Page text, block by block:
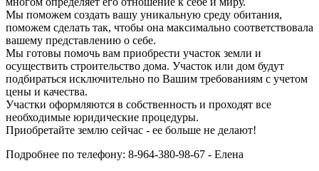
Мы поможем создать вашу уникальную среду обитания,
поможем сделать так, чтобы она максимально соответствовала
вашему представлению о себе.
Мы готовы помочь вам приобрести участок земли и
осуществить строительство дома. Участок или дом будут
подбираться исключительно по Вашим требованиям с учетом
цены и качества.
Участки оформляются в собственность и проходят все
необходимые юридические процедуры.
Приобретайте землю сейчас - ее больше не делают!
Подробнее по телефону: 8-964-380-98-67 - Елена